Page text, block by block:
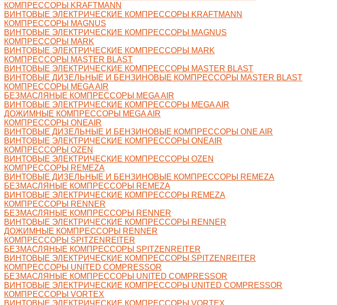
КОМПРЕССОРЫ KRAFTMANN
ВИНТОВЫЕ ЭЛЕКТРИЧЕСКИЕ КОМПРЕССОРЫ KRAFTMANN
КОМПРЕССОРЫ MAGNUS
ВИНТОВЫЕ ЭЛЕКТРИЧЕСКИЕ КОМПРЕССОРЫ MAGNUS
КОМПРЕССОРЫ MARK
ВИНТОВЫЕ ЭЛЕКТРИЧЕСКИЕ КОМПРЕССОРЫ MARK
КОМПРЕССОРЫ MASTER BLAST
ВИНТОВЫЕ ЭЛЕКТРИЧЕСКИЕ КОМПРЕССОРЫ MASTER BLAST
ВИНТОВЫЕ ДИЗЕЛЬНЫЕ И БЕНЗИНОВЫЕ КОМПРЕССОРЫ MASTER BLAST
КОМПРЕССОРЫ MEGA AIR
БЕЗМАСЛЯНЫЕ КОМПРЕССОРЫ MEGA AIR
ВИНТОВЫЕ ЭЛЕКТРИЧЕСКИЕ КОМПРЕССОРЫ MEGA AIR
ДОЖИМНЫЕ КОМПРЕССОРЫ MEGA AIR
КОМПРЕССОРЫ ONEAIR
ВИНТОВЫЕ ДИЗЕЛЬНЫЕ И БЕНЗИНОВЫЕ КОМПРЕССОРЫ ONE AIR
ВИНТОВЫЕ ЭЛЕКТРИЧЕСКИЕ КОМПРЕССОРЫ ONEAIR
КОМПРЕССОРЫ OZEN
ВИНТОВЫЕ ЭЛЕКТРИЧЕСКИЕ КОМПРЕССОРЫ OZEN
КОМПРЕССОРЫ REMEZA
ВИНТОВЫЕ ДИЗЕЛЬНЫЕ И БЕНЗИНОВЫЕ КОМПРЕССОРЫ REMEZA
БЕЗМАСЛЯНЫЕ КОМПРЕССОРЫ REMEZA
ВИНТОВЫЕ ЭЛЕКТРИЧЕСКИЕ КОМПРЕССОРЫ REMEZA
КОМПРЕССОРЫ RENNER
БЕЗМАСЛЯНЫЕ КОМПРЕССОРЫ RENNER
ВИНТОВЫЕ ЭЛЕКТРИЧЕСКИЕ КОМПРЕССОРЫ RENNER
ДОЖИМНЫЕ КОМПРЕССОРЫ RENNER
КОМПРЕССОРЫ SPITZENREITER
БЕЗМАСЛЯНЫЕ КОМПРЕССОРЫ SPITZENREITER
ВИНТОВЫЕ ЭЛЕКТРИЧЕСКИЕ КОМПРЕССОРЫ SPITZENREITER
КОМПРЕССОРЫ UNITED COMPRESSOR
БЕЗМАСЛЯНЫЕ КОМПРЕССОРЫ UNITED COMPRESSOR
ВИНТОВЫЕ ЭЛЕКТРИЧЕСКИЕ КОМПРЕССОРЫ UNITED COMPRESSOR
КОМПРЕССОРЫ VORTEX
ВИНТОВЫЕ ЭЛЕКТРИЧЕСКИЕ КОМПРЕССОРЫ VORTEX